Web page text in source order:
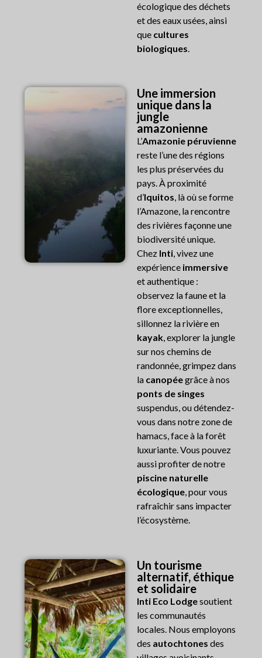
écologique des déchets
et des eaux usées, ainsi
que cultures
biologiques.
Une immersion
unique dans la
jungle
amazonienne
L’Amazonie péruvienne
reste l’une des régions
les plus préservées du
pays. À proximité
d’Iquitos, là où se forme
l’Amazone, la rencontre
des rivières façonne une
biodiversité unique.
Chez Inti, vivez une
expérience immersive
et authentique :
observez la faune et la
flore exceptionnelles,
sillonnez la rivière en
kayak, explorer la jungle
sur nos chemins de
randonnée, grimpez dans
la canopéegrâce à nos
ponts de singes
suspendus, ou détendez-
vous dans notre zone de
hamacs, face à la forêt
luxuriante. Vous pouvez
aussi profiter de notre
piscine naturelle
écologique, pour vous
rafraîchir sans impacter
l’écosystème.
Un tourisme
alternatif, éthique
et solidaire
Inti Eco Lodgesoutient
les communautés
locales. Nous employons
des autochtones des